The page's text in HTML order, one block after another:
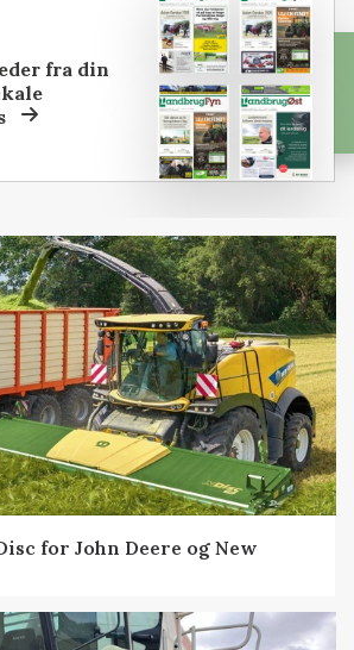
fra din
for John Deere og New